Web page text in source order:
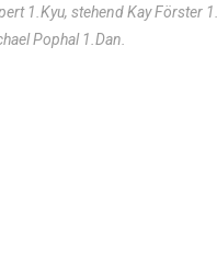
1.Kyu, stehend Kay Förster
Pophal 1.Dan.